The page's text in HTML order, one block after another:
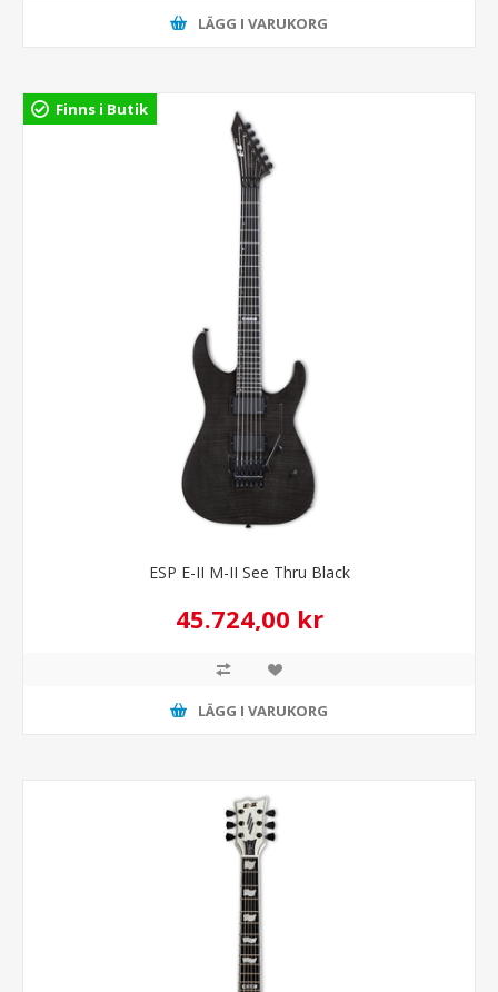
LÄGG I VARUKORG
Finns i Butik
ESP E-II M-II See Thru Black
45.724,00 kr
LÄGG I VARUKORG